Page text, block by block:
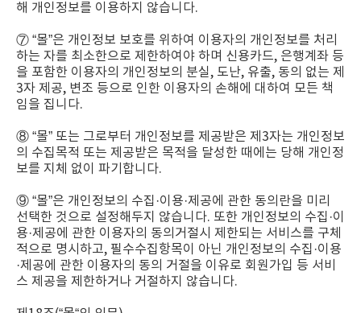
해 개인정보를 이용하지 않습니다.
⑦ “몰”은 개인정보 보호를 위하여 이용자의 개인정보를 처리
하는 자를 최소한으로 제한하여야 하며 신용카드, 은행계좌 등
을 포함한 이용자의 개인정보의 분실, 도난, 유출, 동의 없는 제
3자 제공, 변조 등으로 인한 이용자의 손해에 대하여 모든 책
임을 집니다.
⑧ “몰” 또는 그로부터 개인정보를 제공받은 제3자는 개인정보
의 수집목적 또는 제공받은 목적을 달성한 때에는 당해 개인정
보를 지체 없이 파기합니다.
⑨ “몰”은 개인정보의 수집·이용·제공에 관한 동의란을 미리
선택한 것으로 설정해두지 않습니다. 또한 개인정보의 수집·이
용·제공에 관한 이용자의 동의거절시 제한되는 서비스를 구체
적으로 명시하고, 필수수집항목이 아닌 개인정보의 수집·이용
·제공에 관한 이용자의 동의 거절을 이유로 회원가입 등 서비
스 제공을 제한하거나 거절하지 않습니다.